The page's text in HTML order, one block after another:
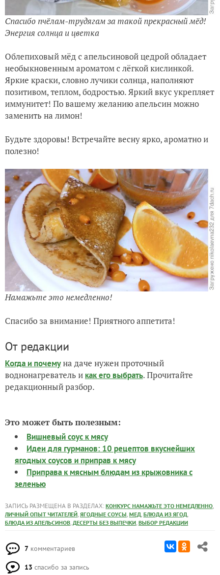
Спасибо пчёлам-трудягам за такой прекрасный мёд!
Энергия солнца и цветка
Облепиховый мёд с апельсиновой цедрой обладает
необыкновенным ароматом с лёгкой кислинкой.
Яркие краски, словно лучики солнца, наполняют
позитивом, теплом, бодростью. Яркий вкус укрепляет
иммунитет! По вашему желанию апельсин можно
заменить на лимон!
Будьте здоровы! Встречайте весну ярко, ароматно и
полезно!
Намажьте это немедленно!
Спасибо за внимание! Приятного аппетита!
От редакции
Когда и почемуна даче нужен проточный
воднонагреватель и как его выбрать. Прочитайте
редакционный разбор.
Это может быть полезным:
Вишневый соус к мясу
Идеи для гурманов: 10 рецептов вкуснейших
ягодных соусов и приправ к мясу
Приправа к мясным блюдам из крыжовника с
зеленью
ЗАПИСЬ РАЗМЕЩЕНА В РАЗДЕЛАХ: КОНКУРС НАМАЖЬТЕ ЭТО НЕМЕДЛЕННО,
ЛИЧНЫЙ ОПЫТ ЧИТАТЕЛЕЙ, ЯГОДНЫЕ СОУСЫ, МЕД, БЛЮДА ИЗ ЯГОД,
БЛЮДА ИЗ АПЕЛЬСИНОВ, ДЕСЕРТЫ БЕЗ ВЫПЕЧКИ, ВЫБОР РЕДАКЦИИ
7 комментариев
13 спасибо за запись